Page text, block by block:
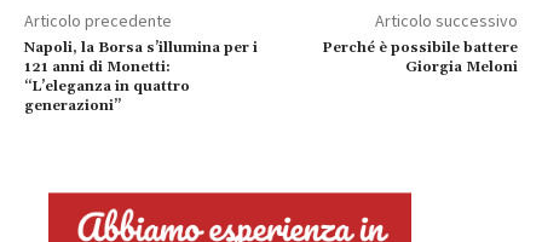
Articolo precedente
Napoli, la Borsa s’illumina per i
121 anni di Monetti:
“L’eleganza in quattro
generazioni”
Articolo successivo
Perché è possibile battere
Giorgia Meloni